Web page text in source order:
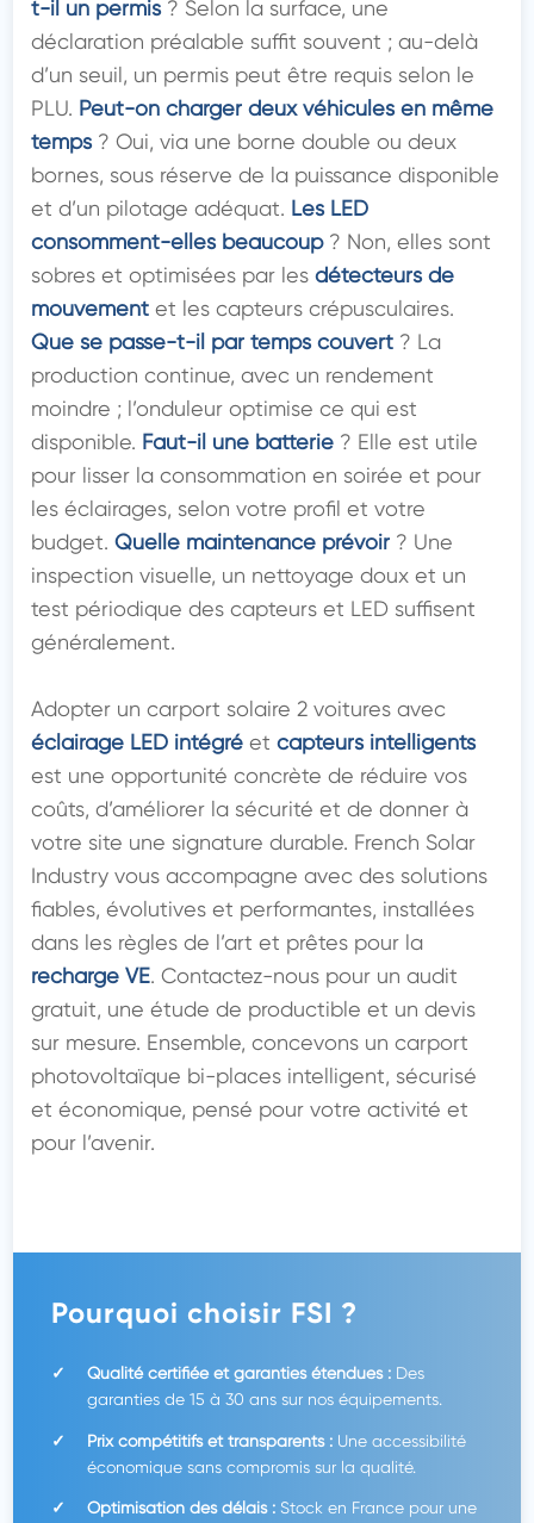
t-il un permis ? Selon la surface, une
déclaration préalable suffit souvent ; au-delà
d’un seuil, un permis peut être requis selon le
PLU. Peut-on charger deux véhicules en même
temps ? Oui, via une borne double ou deux
bornes, sous réserve de la puissance disponible
et d’un pilotage adéquat. Les LED
consomment-elles beaucoup ? Non, elles sont
sobres et optimisées par les détecteurs de
mouvement
Que se passe-t-il par temps couvert ? La
production continue, avec un rendement
moindre ; l’onduleur optimise ce qui est
disponible. Faut-il une batterie ? Elle est utile
pour lisser la consommation en soirée et pour
les éclairages, selon votre profil et votre
budget. Quelle maintenance prévoir ? Une
inspection visuelle, un nettoyage doux et un
test périodique des capteurs et LED suffisent
généralement.
éclairage LED intégré et capteurs intelligents
est une opportunité concrète de réduire vos
coûts, d’améliorer la sécurité et de donner à
votre site une signature durable. French Solar
Industry vous accompagne avec des solutions
fiables, évolutives et performantes, installées
recharge VE. Contactez-nous pour un audit
gratuit, une étude de productible et un devis
sur mesure. Ensemble, concevons un carport
photovoltaïque bi-places intelligent, sécurisé
et économique, pensé pour votre activité et
pour l’avenir.
Pourquoi choisir FSI ?
Qualité certifiée et garanties étendues : Des
garanties de 15 à 30 ans sur nos équipements.
Prix compétitifs et transparents : Une accessibilité
économique sans compromis sur la qualité.
Optimisation des délais : Stock en France pour une